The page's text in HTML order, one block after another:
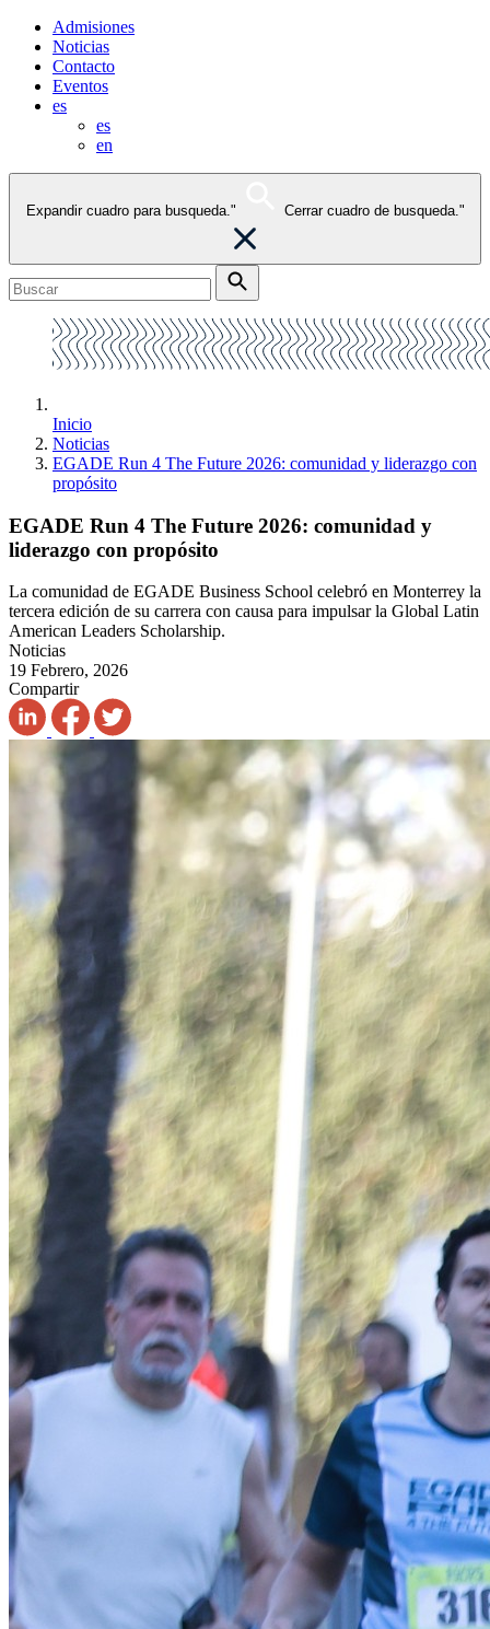
Admisiones
Noticias
Contacto
Eventos
es
es
en
Expandir cuadro para busqueda." Cerrar cuadro de busqueda."
Inicio
Noticias
EGADE Run 4 The Future 2026: comunidad y liderazgo con
propósito
EGADE Run 4 The Future 2026: comunidad y
liderazgo con propósito
La comunidad de EGADE Business School celebró en Monterrey la
tercera edición de su carrera con causa para impulsar la Global Latin
American Leaders Scholarship.
Noticias
19 Febrero, 2026
Compartir